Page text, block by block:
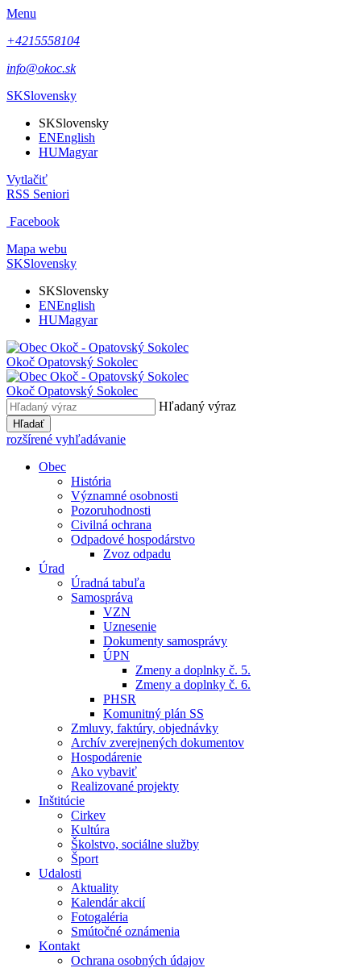
Menu
+4215558104
info@okoc.sk
SKSlovensky
SKSlovensky
ENEnglish
HUMagyar
Vytlačiť
RSS Seniori
Facebook
Mapa webu
SKSlovensky
SKSlovensky
ENEnglish
HUMagyar
Okoč Opatovský Sokolec
Okoč Opatovský Sokolec
Hľadaný výraz
Hľadať
rozšírené vyhľadávanie
Obec
História
Významné osobnosti
Pozoruhodnosti
Civilná ochrana
Odpadové hospodárstvo
Zvoz odpadu
Úrad
Úradná tabuľa
Samospráva
VZN
Uznesenie
Dokumenty samosprávy
ÚPN
Zmeny a doplnky č. 5.
Zmeny a doplnky č. 6.
PHSR
Komunitný plán SS
Zmluvy, faktúry, objednávky
Archív zverejnených dokumentov
Hospodárenie
Ako vybaviť
Realizované projekty
Inštitúcie
Cirkev
Kultúra
Školstvo, sociálne služby
Šport
Udalosti
Aktuality
Kalendár akcií
Fotogaléria
Smútočné oznámenia
Kontakt
Ochrana osobných údajov